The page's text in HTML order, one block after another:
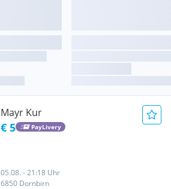
Mayr Kur
€ 5 PayLivery
05.08. - 21:18 Uhr
6850 Dornbirn